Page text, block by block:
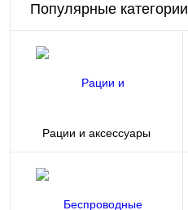
Популярные категории
Рации и аксессуары